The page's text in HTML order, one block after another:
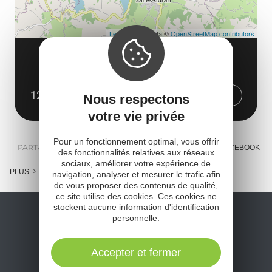
GRIMPE ET CIMES
22, route des Vernhes
12410 Salles-Curan
Obtenir l'itinéraire
Leaflet | Map data ©OpenStreetMap contributors
PARTAGER : E-MAIL MESSENGER FACEBOOK
PLUS
Nous respectons
votre vie privée
Pour un fonctionnement optimal, vous offrir
des fonctionnalités relatives aux réseaux
sociaux, améliorer votre expérience de
navigation, analyser et mesurer le trafic afin
de vous proposer des contenus de qualité,
ce site utilise des cookies. Ces cookies ne
stockent aucune information d'identification
personnelle.
Accepter et fermer